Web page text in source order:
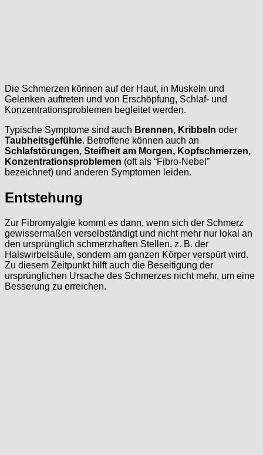
Die Schmerzen können auf der Haut, in Muskeln und
Gelenken auftreten und von Erschöpfung, Schlaf- und
Konzentrationsproblemen begleitet werden.
Typische Symptome sind auch Brennen, Kribbeln oder
Taubheitsgefühle. Betroffene können auch an
Schlafstörungen, Steifheit am Morgen, Kopfschmerzen,
Konzentrationsproblemen (oft als “Fibro-Nebel”
bezeichnet) und anderen Symptomen leiden.
Entstehung
Zur Fibromyalgie kommt es dann, wenn sich der Schmerz
gewissermaßen verselbständigt und nicht mehr nur lokal an
den ursprünglich schmerzhaften Stellen, z. B. der
Halswirbelsäule, sondern am ganzen Körper verspürt wird.
Zu diesem Zeitpunkt hilft auch die Beseitigung der
ursprünglichen Ursache des Schmerzes nicht mehr, um eine
Besserung zu erreichen.